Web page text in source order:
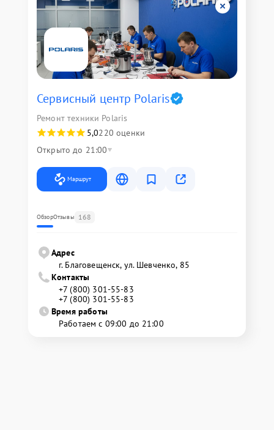
Сервисный центр Polaris
Ремонт техники Polaris
5,0220 оценки
Открыто до 21:00
Маршрут
ОбзорОтзывы 168
Адрес
г. Благовещенск, ул. Шевченко, 85
Контакты
+7 (800) 301-55-83
+7 (800) 301-55-83
Время работы
Работаем с 09:00 до 21:00